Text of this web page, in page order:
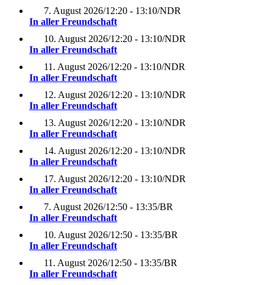
7. August 2026/12:20 - 13:10/NDR
In aller Freundschaft
10. August 2026/12:20 - 13:10/NDR
In aller Freundschaft
11. August 2026/12:20 - 13:10/NDR
In aller Freundschaft
12. August 2026/12:20 - 13:10/NDR
In aller Freundschaft
13. August 2026/12:20 - 13:10/NDR
In aller Freundschaft
14. August 2026/12:20 - 13:10/NDR
In aller Freundschaft
17. August 2026/12:20 - 13:10/NDR
In aller Freundschaft
7. August 2026/12:50 - 13:35/BR
In aller Freundschaft
10. August 2026/12:50 - 13:35/BR
In aller Freundschaft
11. August 2026/12:50 - 13:35/BR
In aller Freundschaft